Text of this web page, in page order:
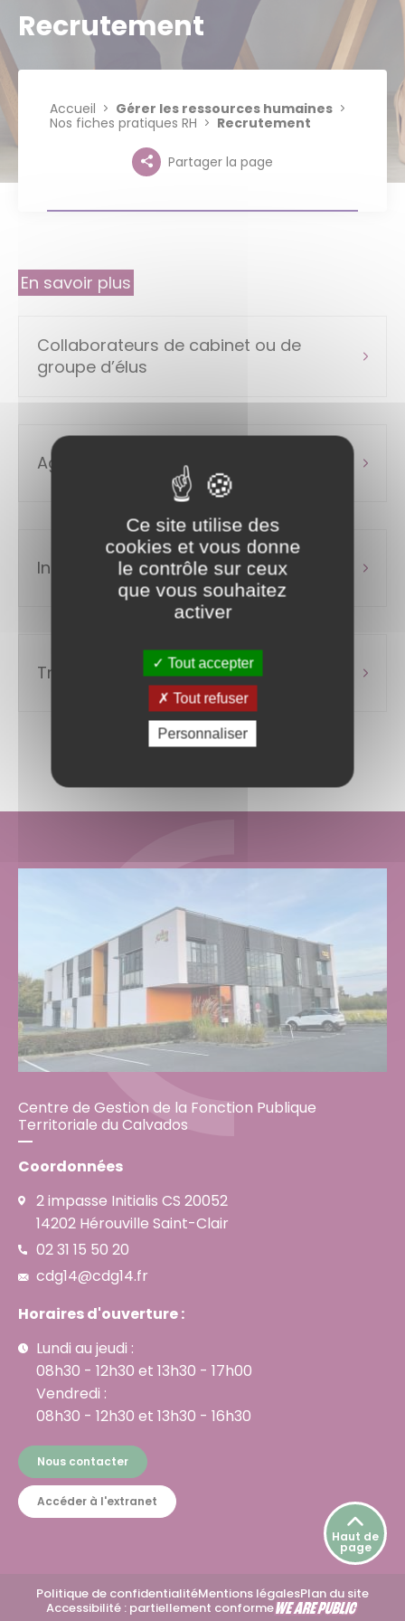
Recrutement
Accueil
Gérer les ressources humaines
Nos fiches pratiques RH
Recrutement
Partager la page
En savoir plus
Collaborateurs de cabinet ou de
groupe d’élus
Agents contractuels de droit public
Intégration directe
Travailleurs reconnus handicapés
Haut de
page
Centre de Gestion de la Fonction Publique
Territoriale du Calvados
Coordonnées
2 impasse Initialis CS 20052
14202 Hérouville Saint-Clair
02 31 15 50 20
cdg14@cdg14.fr
Horaires d'ouverture :
Lundi au jeudi :
08h30 - 12h30 et 13h30 - 17h00
Vendredi :
08h30 - 12h30 et 13h30 - 16h30
Nous contacter
Accéder à l'extranet
Politique de confidentialitéMentions légalesPlan du site
Accessibilité : partiellement conforme
Ce site utilise des
cookies et vous donne
le contrôle sur ceux
que vous souhaitez
activer
Tout accepter
Tout refuser
Personnaliser